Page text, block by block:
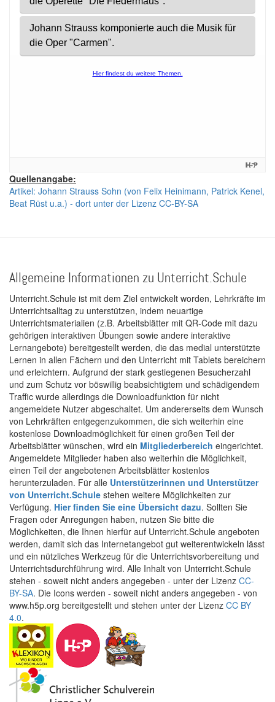
Quellenangabe:
Artikel: Johann Strauss Sohn (von Felix Heinimann, Patrick Kenel,
Beat Rüst u.a.) - dort unter der Lizenz CC-BY-SA
Allgemeine Informationen zu Unterricht.Schule
Unterricht.Schule ist mit dem Ziel entwickelt worden, Lehrkräfte im
Unterrichtsalltag zu unterstützen, indem neuartige
Unterrichtsmaterialien (z.B. Arbeitsblätter mit QR-Code mit dazu
gehörigen interaktiven Übungen sowie andere interaktive
Lernangebote) bereitgestellt werden, die das medial unterstützte
Lernen in allen Fächern und den Unterricht mit Tablets bereichern
und erleichtern. Aufgrund der stark gestiegenen Besucherzahl
und zum Schutz vor böswillig beabsichtigtem und schädigendem
Traffic wurde allerdings die Downloadfunktion für nicht
angemeldete Nutzer abgeschaltet. Um andererseits dem Wunsch
von Lehrkräften entgegenzukommen, die sich weiterhin eine
kostenlose Downloadmöglichkeit für einen großen Teil der
Arbeitsblätter wünschen, wird ein Mitgliederbereich eingerichtet.
Angemeldete Mitglieder haben also weiterhin die Möglichkeit,
einen Teil der angebotenen Arbeitsblätter kostenlos
herunterzuladen. Für alle Unterstützerinnen und Unterstützer
von Unterricht.Schule stehen weitere Möglichkeiten zur
Verfügung. Hier finden Sie eine Übersicht dazu. Sollten Sie
Fragen oder Anregungen haben, nutzen Sie bitte die
Möglichkeiten, die Ihnen hierfür auf Unterricht.Schule angeboten
werden, damit sich das Internetangebot gut weiterentwickeln lässt
und ein nützliches Werkzeug für die Unterrichtsvorbereitung und
Unterrichtsdurchführung wird. Alle Inhalt von Unterricht.Schule
stehen - soweit nicht anders angegeben - unter der Lizenz CC-
BY-SA. Die Icons werden - soweit nicht anders angegeben - von
www.h5p.org bereitgestellt und stehen unter der Lizenz CC BY
4.0.